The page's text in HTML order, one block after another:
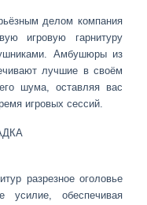
делом компания
игровую гарнитуру
Амбушюры из
лучшие в своём
шума, оставляя вас
игровых сессий.
разрезное оголовье
усилие, обеспечивая